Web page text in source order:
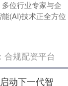
位行业专家与企
(AI)技术正全方位
合规配资平台
动下一代智